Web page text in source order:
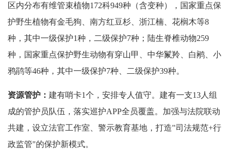
区内分布有维管束植物172科949种（含变种），国家重点保
护野生植物有金毛狗、南方红豆杉、浙江楠、花榈木等8
种，其中一级保护1种，二级保护7种；陆生脊椎动物259
种，国家重点保护野生动物有穿山甲、中华鬣羚、白鹇、小
鸦鹃等46种，其中一级保护7种、二级保护39种。
资源管护： 建有哨卡1个，安排专人值守。建有一支13人组
成的管护员队伍，落实巡护APP全员覆盖。加强与法院联动
共建，设立法官工作室、警示教育基地，打造"司法规范+行
政监管"的保护新模式。